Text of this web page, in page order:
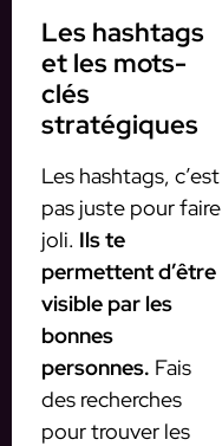
Les hashtags
et les mots-
clés
stratégiques
Les hashtags, c’est
pas juste pour faire
joli. Ils te
permettent d’être
visible par les
bonnes
personnes. Fais
des recherches
pour trouver les